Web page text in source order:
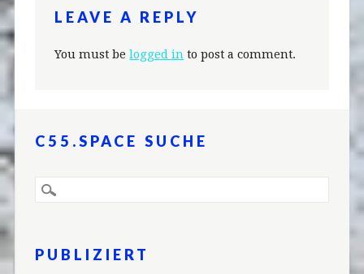
LEAVE A REPLY
You must belogged in to post a comment.
C55.SPACE SUCHE
PUBLIZIERT